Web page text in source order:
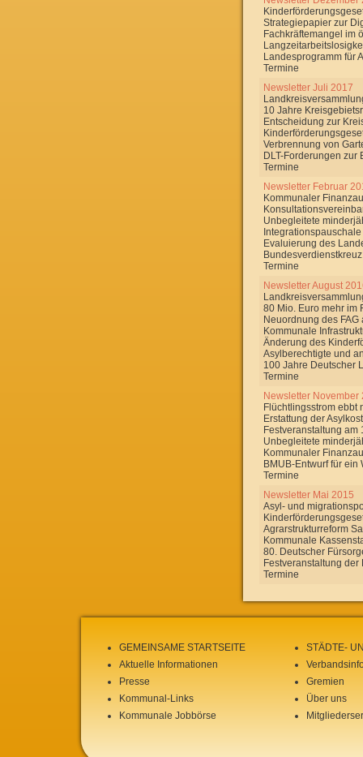
Strategiepapier zur
Fachkräftemangel im
Landesprogramm für
Termine
Newsletter Juli 2017
10 Jahre
Entscheidung zur
Verbrennung von
DLT-Forderungen zur
Termine
Newsletter Februar
Kommunaler
Unbegleitete
Evaluierung des
Termine
Newsletter August
80 Mio. Euro mehr im
Neuordnung des FAG
Kommunale
Änderung des
Asylberechtigte und
100 Jahre Deutscher
Termine
Newsletter November
Flüchtlingsstrom ebbt
Erstattung der
Festveranstaltung am
Unbegleitete
Kommunaler
BMUB-Entwurf für ein
Termine
Newsletter Mai 2015
Asyl- und
Agrarstrukturreform
Kommunale
80. Deutscher
Festveranstaltung
Termine
GEMEINSAME STARTSEITE
Aktuelle Informationen
Presse
Kommunal-Links
Kommunale Jobbörse
STÄDTE-
Gremien
Über uns